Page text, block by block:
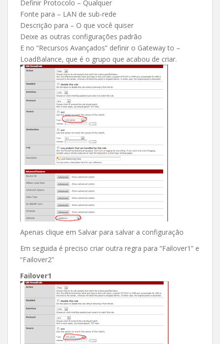
Definir Protocolo – Qualquer
Fonte para – LAN de sub-rede
Descrição para – O que você quiser
Deixe as outras configurações padrão
E no “Recursos Avançados” definir o Gateway to –
LoadBalance, que é o grupo que acabou de criar.
Apenas clique em Salvar para salvar a configuração
Em seguida é preciso criar outra regra para “Failover1” e
“Failover2”
Failover1